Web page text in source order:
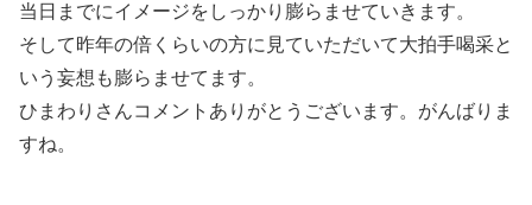
当日までにイメージをしっかり膨らませていきます。
そして昨年の倍くらいの方に見ていただいて大拍手喝采と
いう妄想も膨らませてます。
ひまわりさんコメントありがとうございます。がんばりま
すね。